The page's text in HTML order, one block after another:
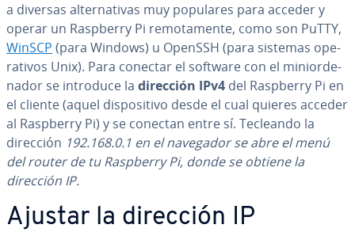
a diversas al­te­r­na­ti­vas muy populares para acceder y
operar un Raspberry Pi re­mo­ta­me­n­te, como son PuTTY,
WinSCP (para Windows) u OpenSSH (para sistemas ope­
ra­ti­vos Unix). Para conectar el software con el mi­nio­r­de­
na­dor se introduce la dirección IPv4 del Raspberry Pi en
el cliente (aquel di­s­po­si­ti­vo desde el cual quieres acceder
al Raspberry Pi) y se conectan entre sí. Tecleando la
dirección 192.168.0.1 en el navegador se abre el menú
del router de tu Raspberry Pi, donde se obtiene la
dirección IP.
Ajustar la dirección IP